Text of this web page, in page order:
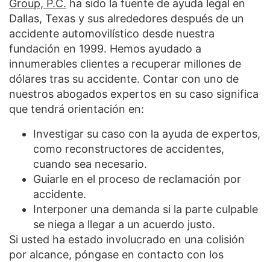
Group, P.C. ha sido la fuente de ayuda legal en
Dallas, Texas y sus alrededores después de un
accidente automovilístico desde nuestra
fundación en 1999. Hemos ayudado a
innumerables clientes a recuperar millones de
dólares tras su accidente. Contar con uno de
nuestros abogados expertos en su caso significa
que tendrá orientación en:
Investigar su caso con la ayuda de expertos,
como reconstructores de accidentes,
cuando sea necesario.
Guiarle en el proceso de reclamación por
accidente.
Interponer una demanda si la parte culpable
se niega a llegar a un acuerdo justo.
Si usted ha estado involucrado en una colisión
por alcance, póngase en contacto con los